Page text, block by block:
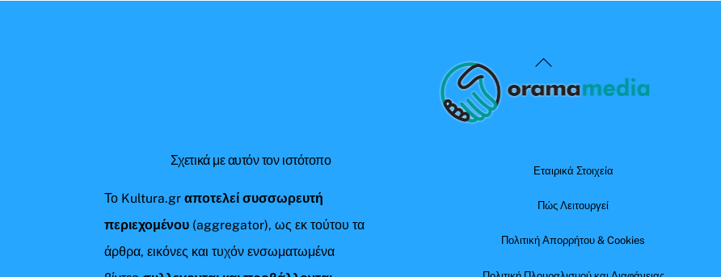
Back
To
Σχετικά με αυτόν τον ιστότοπο
Το Kultura.grαποτελεί συσσωρευτή
περιεχομένου (aggregator), ως εκ τούτου τα
άρθρα, εικόνες και τυχόν ενσωματωμένα
Εταιρικά Στοιχεία
Πώς Λειτουργεί
Πολιτική Απορρήτου & Cookies